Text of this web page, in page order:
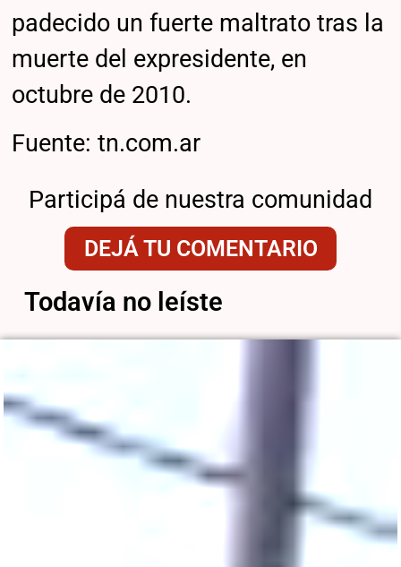
padecido un fuerte maltrato tras la
muerte del expresidente, en
octubre de 2010.
Fuente: tn.com.ar
Participá de nuestra comunidad
DEJÁ TU COMENTARIO
Todavía no leíste